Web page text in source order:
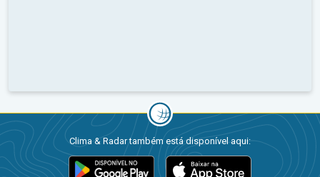
Clima & Radar também está disponível aqui: